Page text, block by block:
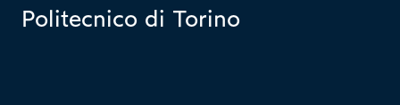
Politecnico di Torino